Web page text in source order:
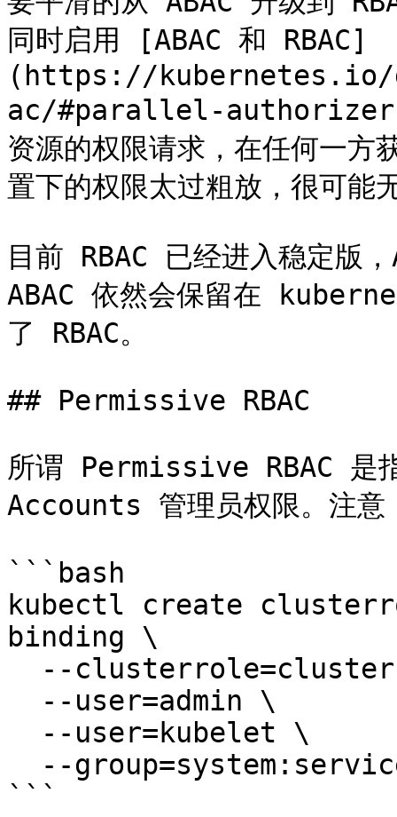
同时启用 [ABAC 和 RBAC]
(https://kubernetes.io/
ac/#parallel-authorizers)
资源的权限请求，在任何一方
置下的权限太过粗放，很可能
目前 RBAC 已经进入稳定版
ABAC 依然会保留在
了 RBAC。
## Permissive RBAC
所谓 Permissive RBAC 是
Accounts 管理员权限。注意
```bash
kubectl create
binding \
```